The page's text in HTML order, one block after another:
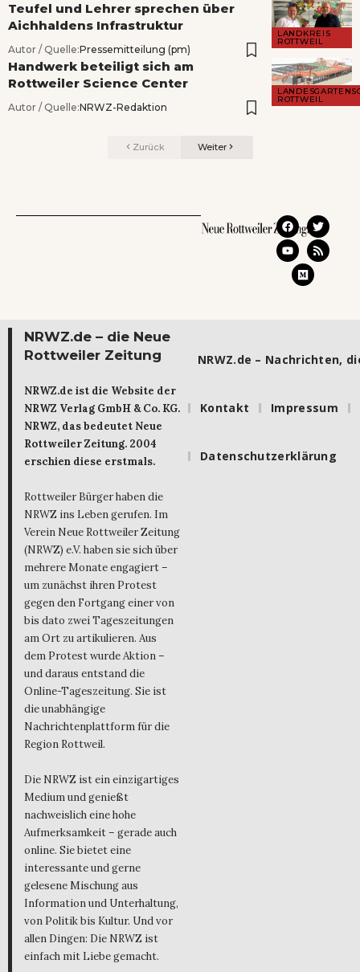
LANDKREIS
ROTTWEIL
Teufel und Lehrer sprechen über
Aichhaldens Infrastruktur
Autor / Quelle:Pressemitteilung (pm)
ROTTWEIL
Handwerk beteiligt sich am
Rottweiler Science Center
Autor / Quelle:NRWZ-Redaktion
Zurück Weiter
NRWZ.de – die Neue
Rottweiler Zeitung
NRWZ.de ist die Website der
NRWZ Verlag GmbH & Co. KG.
NRWZ, das bedeutet Neue
Rottweiler Zeitung. 2004
erschien diese erstmals.
Rottweiler Bürger haben die
NRWZ ins Leben gerufen. Im
Verein Neue Rottweiler Zeitung
(NRWZ) e.V. haben sie sich über
mehrere Monate engagiert –
um zunächst ihren Protest
gegen den Fortgang einer von
bis dato zwei Tageszeitungen
am Ort zu artikulieren. Aus
dem Protest wurde Aktion –
und daraus entstand die
Online-Tageszeitung. Sie ist
die unabhängige
Nachrichtenplattform für die
Region Rottweil.
Die NRWZ ist ein einzigartiges
Medium und genießt
nachweislich eine hohe
Aufmerksamkeit – gerade auch
online. Sie bietet eine
interessante und gerne
gelesene Mischung aus
Information und Unterhaltung,
von Politik bis Kultur. Und vor
allen Dingen: Die NRWZ ist
einfach mit Liebe gemacht.
NRWZ.de – Nachrichten,
Kontakt Impressum
Datenschutzerklärung